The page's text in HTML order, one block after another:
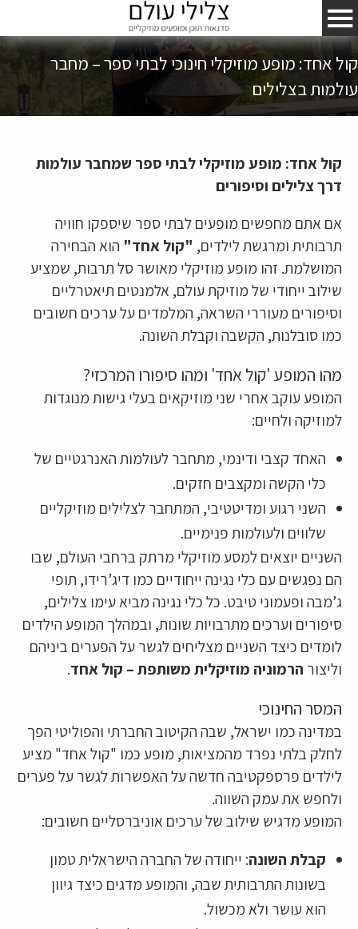
קול אחד: מופע מוזיקלי חינוכי לבתי ספר – מחבר
עולמות בצלילים
קול אחד: מופע מוזיקלי לבתי ספר שמחבר עולמות
דרך צלילים וסיפורים
אם אתם מחפשים מופעים לבתי ספר שיספקו חוויה
תרבותית ומרגשת לילדים, "קול אחד" הוא הבחירה
המושלמת. זהו מופע מוזיקלי מאושר סל תרבות, שמציע
שילוב ייחודי של מוזיקת עולם, אלמנטים תיאטרליים
וסיפורים מעוררי השראה, המלמדים על ערכים חשובים
כמו סובלנות, הקשבה וקבלת השונה.
מהו המופע 'קול אחד' ומהו סיפורו המרכזי?
המופע עוקב אחרי שני מוזיקאים בעלי גישות מנוגדות
למוזיקה ולחיים:
האחד קצבי ודינמי, מתחבר לעולמות האנרגטיים של
כלי הקשה ומקצבים חזקים.
השני רגוע ומדיטטיבי, המתחבר לצלילים מוזיקליים
שלווים ולעולמות פנימיים.
השניים יוצאים למסע מוזיקלי מרתק ברחבי העולם, שבו
הם נפגשים עם כלי נגינה ייחודיים כמו דיג’רידו, תופי
ג’מבה ופעמוני טיבט. כל כלי נגינה מביא עימו צלילים,
סיפורים וערכים מתרבויות שונות, ובמהלך המופע הילדים
לומדים כיצד השניים מצליחים לגשר על הפערים ביניהם
וליצור הרמוניה מוזיקלית משותפת – קול אחד.
המסר החינוכי
במדינה כמו ישראל, שבה הקיטוב החברתי והפוליטי הפך
לחלק בלתי נפרד מהמציאות, מופע כמו "קול אחד" מציע
לילדים פרספקטיבה חדשה על האפשרות לגשר על פערים
ולחפש את עמק השווה.
המופע מדגיש שילוב של ערכים אוניברסליים חשובים:
קבלת השונה: ייחודה של החברה הישראלית טמון
בשונות התרבותית שבה, והמופע מדגים כיצד גיוון
הוא עושר ולא מכשול.